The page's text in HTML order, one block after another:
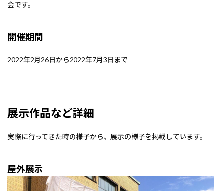
会です。
開催期間
2022年2月26日から2022年7月3日まで
展示作品など詳細
実際に行ってきた時の様子から、展示の様子を掲載しています。
屋外展示